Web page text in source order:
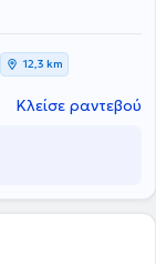
12,3 km
Κλείσε ραντεβού